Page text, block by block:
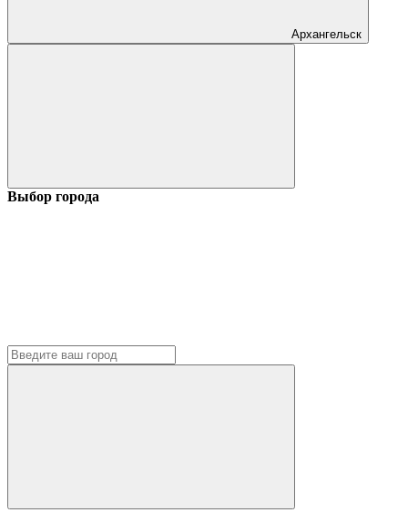
Архангельск
Выбор города